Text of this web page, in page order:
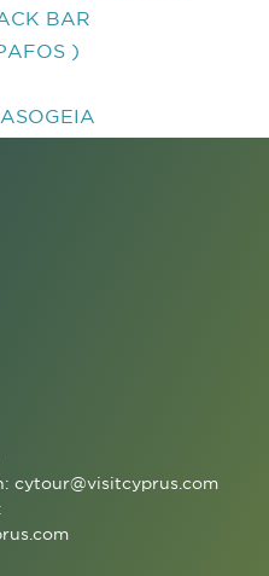
BAR
)
cytour@visitcyprus.com